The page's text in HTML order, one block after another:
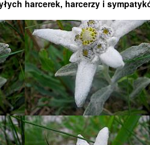
harcerek, harcerzy i